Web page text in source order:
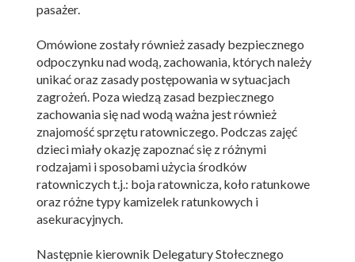
pasażer.
Omówione zostały również zasady bezpiecznego
odpoczynku nad wodą, zachowania, których należy
unikać oraz zasady postępowania w sytuacjach
zagrożeń. Poza wiedzą zasad bezpiecznego
zachowania się nad wodą ważna jest również
znajomość sprzętu ratowniczego. Podczas zajęć
dzieci miały okazję zapoznać się z różnymi
rodzajami i sposobami użycia środków
ratowniczych t.j.: boja ratownicza, koło ratunkowe
oraz różne typy kamizelek ratunkowych i
asekuracyjnych.
Następnie kierownik Delegatury Stołecznego